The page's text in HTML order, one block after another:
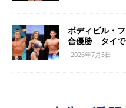
ボディビル・
合優勝 タイで
2026年7月5日